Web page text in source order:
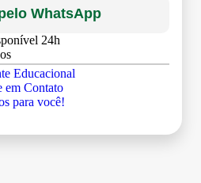
WhatsApp
24h
Educacional
em Contato
para você!